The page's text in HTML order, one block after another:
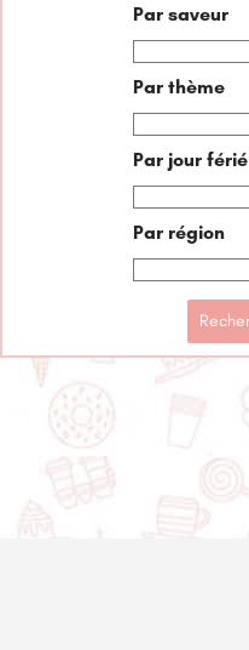
Par saveur
Par thème
Par jour férié
Par région